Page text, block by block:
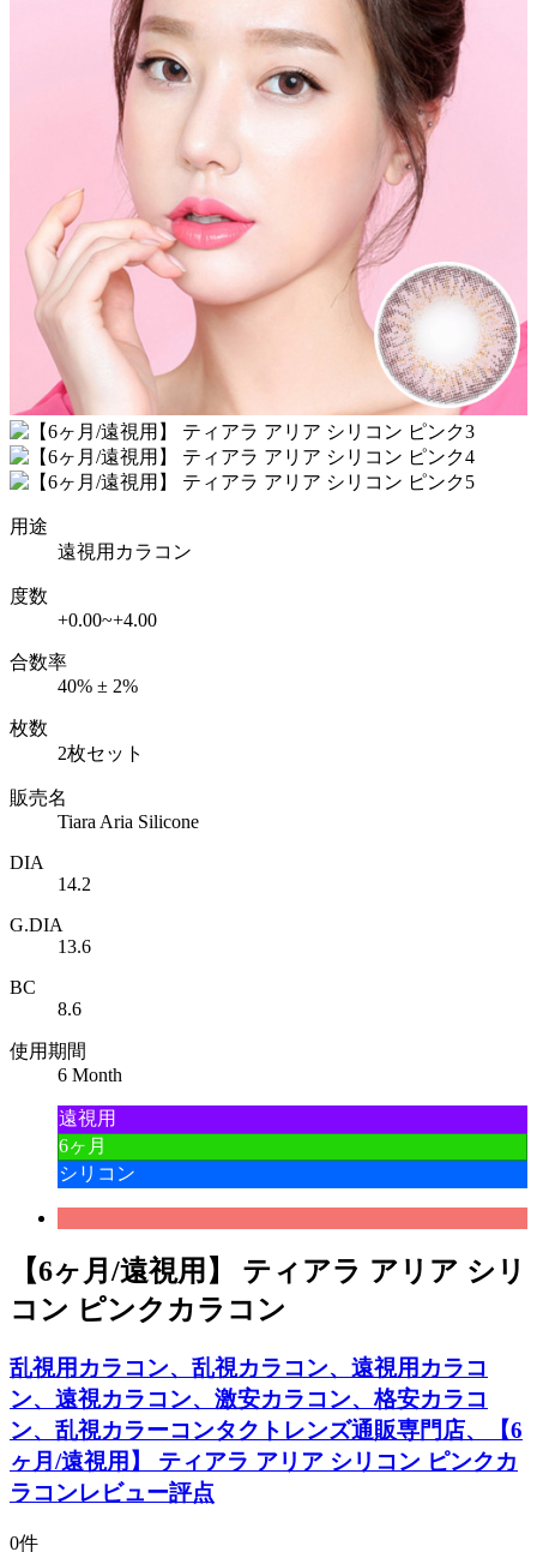
用途
遠視用カラコン
度数
+0.00~+4.00
合数率
40% ± 2%
枚数
2枚セット
販売名
Tiara Aria Silicone
DIA
14.2
G.DIA
13.6
BC
8.6
使用期間
6 Month
遠視用
6ヶ月
シリコン
【6ヶ月/遠視用】 ティアラ アリア シリ
コン ピンクカラコン
乱視用カラコン、乱視カラコン、遠視用カラコ
ン、遠視カラコン、激安カラコン、格安カラコ
ン、乱視カラーコンタクトレンズ通販専門店、【6
ヶ月/遠視用】 ティアラ アリア シリコン ピンクカ
ラコンレビュー評点
0件